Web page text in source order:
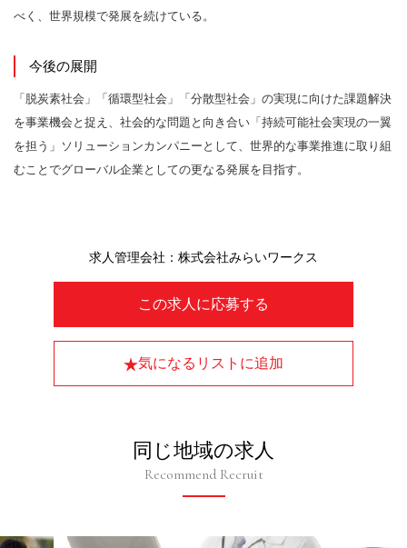
べく、世界規模で発展を続けている。
今後の展開
「脱炭素社会」「循環型社会」「分散型社会」の実現に向けた課題解決
を事業機会と捉え、社会的な問題と向き合い「持続可能社会実現の一翼
を担う」ソリューションカンパニーとして、世界的な事業推進に取り組
むことでグローバル企業としての更なる発展を目指す。
この求人に応募する
気になるリストに追加
求人管理会社：株式会社みらいワークス
同じ地域の求人
Recommend Recruit